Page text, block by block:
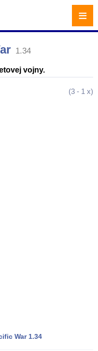
1.34
vojny.
(3 - 1 x)
War 1.34
≡